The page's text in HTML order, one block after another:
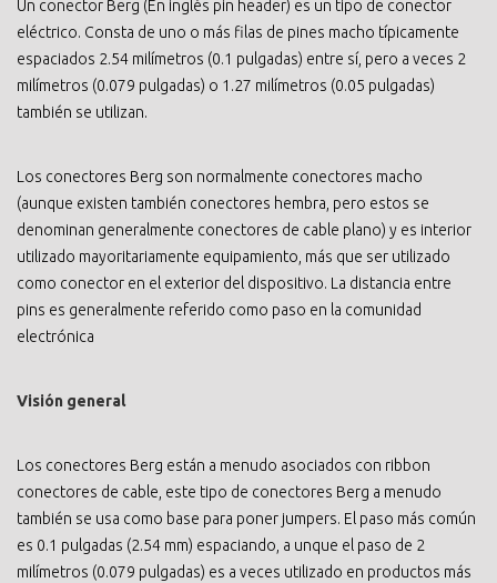
Un conector Berg (En inglés pin header) es un tipo de conector
eléctrico. Consta de uno o más filas de pines macho típicamente
espaciados 2.54 milímetros (0.1 pulgadas) entre sí, pero a veces 2
milímetros (0.079 pulgadas) o 1.27 milímetros (0.05 pulgadas)
también se utilizan.
Los conectores Berg son normalmente conectores macho
(aunque existen también conectores hembra, pero estos se
denominan generalmente conectores de cable plano) y es interior
utilizado mayoritariamente equipamiento, más que ser utilizado
como conector en el exterior del dispositivo. La distancia entre
pins es generalmente referido como paso en la comunidad
electrónica
Visión general
Los conectores Berg están a menudo asociados con ribbon
conectores de cable, este tipo de conectores Berg a menudo
también se usa como base para poner jumpers. El paso más común
es 0.1 pulgadas (2.54 mm) espaciando, a unque el paso de 2
milímetros (0.079 pulgadas) es a veces utilizado en productos más